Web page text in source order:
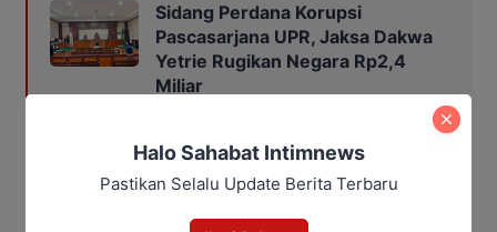
Sidang Perdana Korupsi
Pascasarjana UPR, Jaksa Dakwa
Yetrie Rugikan Negara Rp2,4
Miliar
Halo Sahabat Intimnews
Pastikan Selalu Update Berita Terbaru